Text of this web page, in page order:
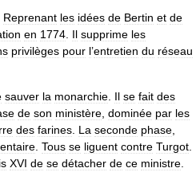
Reprenant les idées de Bertin et de
en 1774 Il supprime les
privilèges pour l’entretien du réseau
sauver la monarchie Il se fait des
de son ministère dominée par les
des farines La seconde phase
Tous se liguent contre Turgot
XVI de se détacher de ce ministre